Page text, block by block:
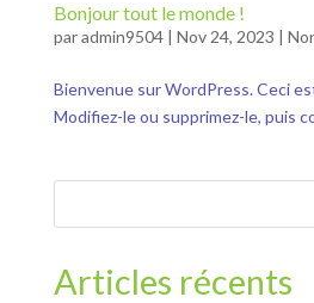
Bonjour tout le monde !
paradmin9504| Nov 24, 2023 |
Bienvenue sur WordPress. Ceci
Modifiez-le ou supprimez-le, puis
Articles récents